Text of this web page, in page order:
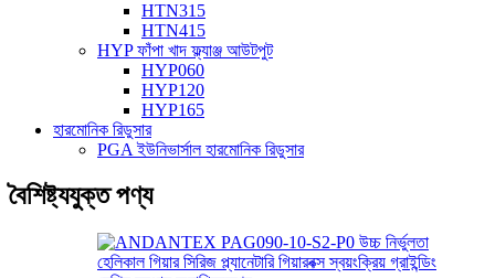
HTN315
HTN415
HYP ফাঁপা খাদ ফ্ল্যাঞ্জ আউটপুট
HYP060
HYP120
HYP165
হারমোনিক রিডুসার
PGA ইউনিভার্সাল হারমোনিক রিডুসার
বৈশিষ্ট্যযুক্ত পণ্য